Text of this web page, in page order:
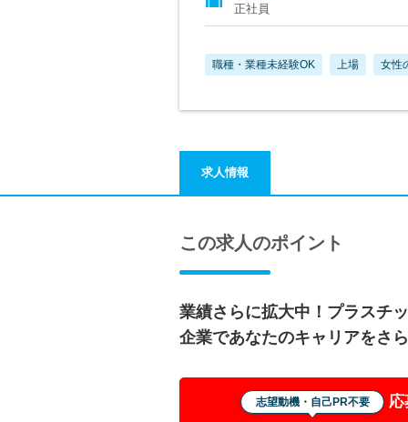
正社員
職種・業種未経験OK 上場 女性
求人情報
この求人のポイント
業績さらに拡大中！プラスチ
企業であなたのキャリアをさ
志望動機・自己PR不要